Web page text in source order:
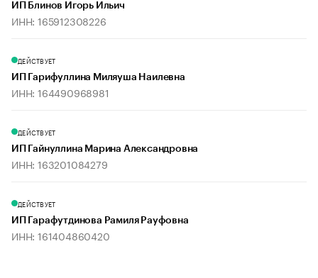
ИП Блинов Игорь Ильич
ИНН: 165912308226
ДЕЙСТВУЕТ
ИП Гарифуллина Миляуша Наилевна
ИНН: 164490968981
ДЕЙСТВУЕТ
ИП Гайнуллина Марина Александровна
ИНН: 163201084279
ДЕЙСТВУЕТ
ИП Гарафутдинова Рамиля Рауфовна
ИНН: 161404860420